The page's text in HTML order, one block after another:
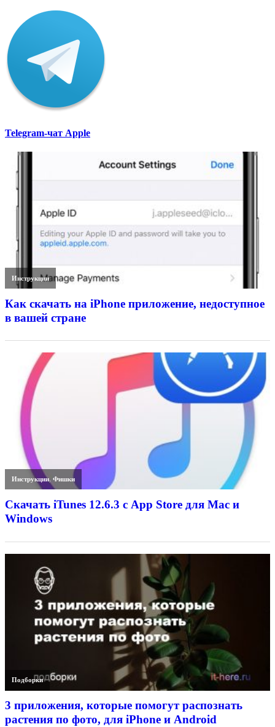
Telegram-чат Apple
Инструкции
Как скачать на iPhone приложение, недоступное
в вашей стране
Инструкции,Фишки
Скачать iTunes 12.6.3 с App Store для Mac и
Windows
Подборки
3 приложения, которые помогут распознать
растения по фото, для iPhone и Android